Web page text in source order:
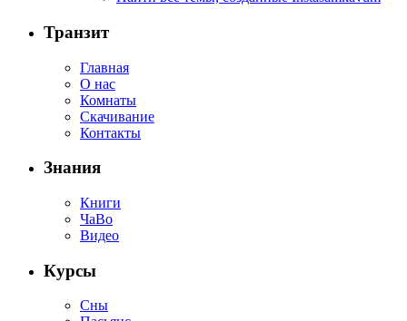
Транзит
Главная
О нас
Комнаты
Скачивание
Контакты
Знания
Книги
ЧаВо
Видео
Курсы
Сны